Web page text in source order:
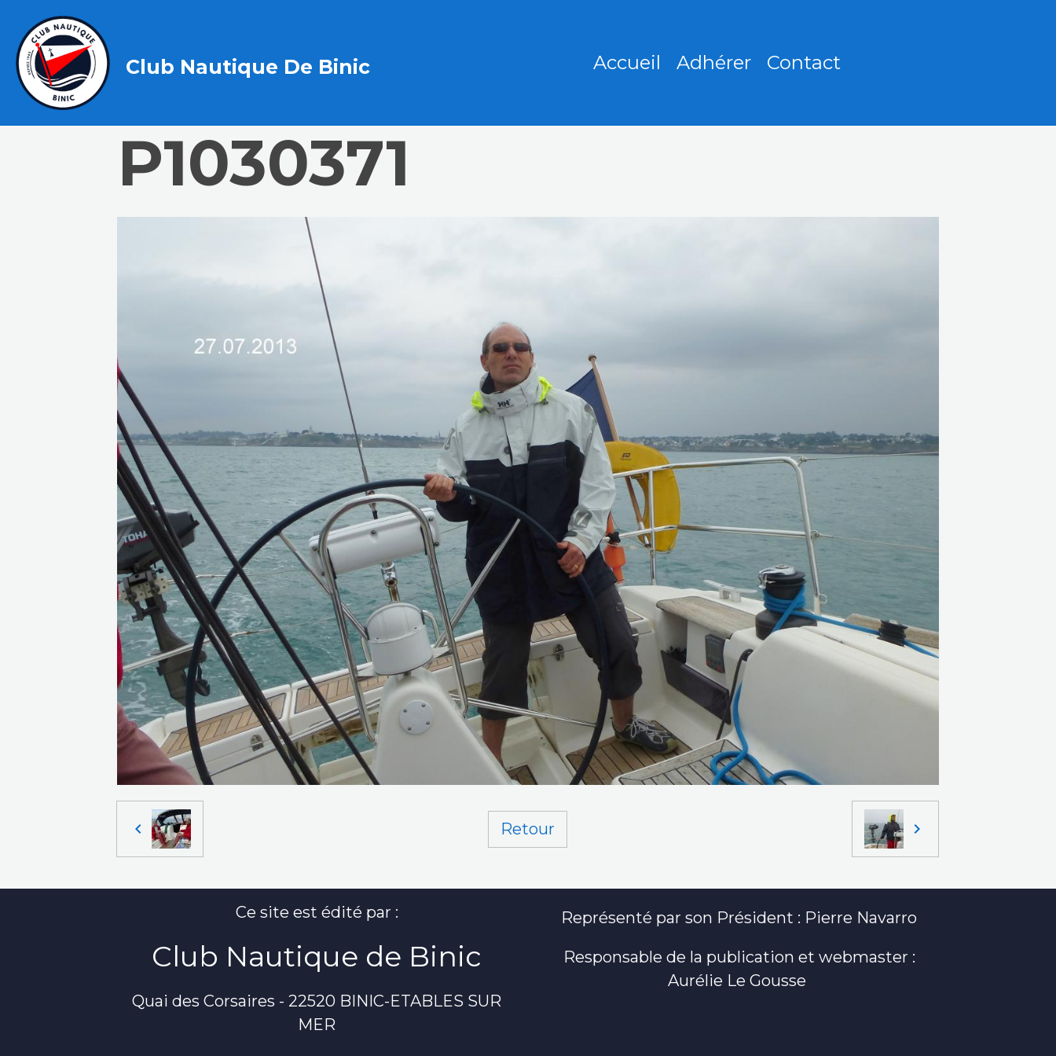
Club Nautique De Binic Accueil Adhérer Contact
P1030371
Retour
Ce site est édité par :
Club Nautique de Binic
Quai des Corsaires - 22520 BINIC-ETABLES SUR
MER
Représenté par son Président : Pierre Navarro
Responsable de la publication et webmaster :
Aurélie Le Gousse